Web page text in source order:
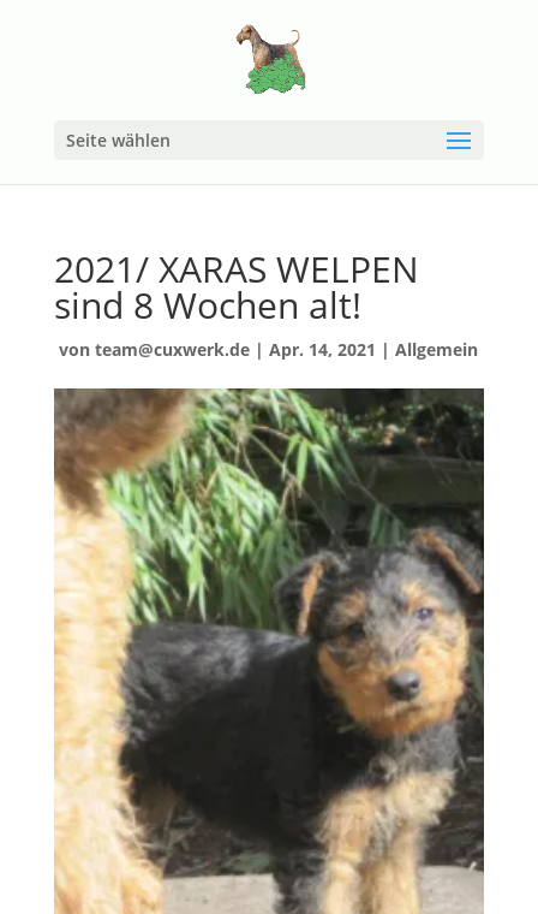
Seite wählen
2021/ XARAS WELPEN
sind 8 Wochen alt!
vonteam@cuxwerk.de |Apr. 14, 2021 |Allgemein